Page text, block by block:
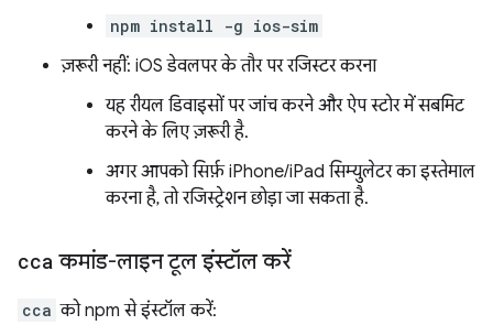
npm install -g ios-sim
ज़रूरी नहीं: iOS डेवलपर के तौर पर रजिस्टर करना
यह रीयल डिवाइसों पर जांच करने और ऐप स्टोर में सबमिट
करने के लिए ज़रूरी है.
अगर आपको सिर्फ़ iPhone/iPad सिम्युलेटर का इस्तेमाल
करना है, तो रजिस्ट्रेशन छोड़ा जा सकता है.
cca कमांड-लाइन टूल इंस्टॉल करें
cca को npm से इंस्टॉल करें: